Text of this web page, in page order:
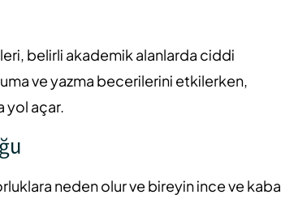
belirli akademik alanlarda ciddi
ve yazma becerilerini etkilerken,
yol açar.
neden olur ve bireyin ince ve kaba